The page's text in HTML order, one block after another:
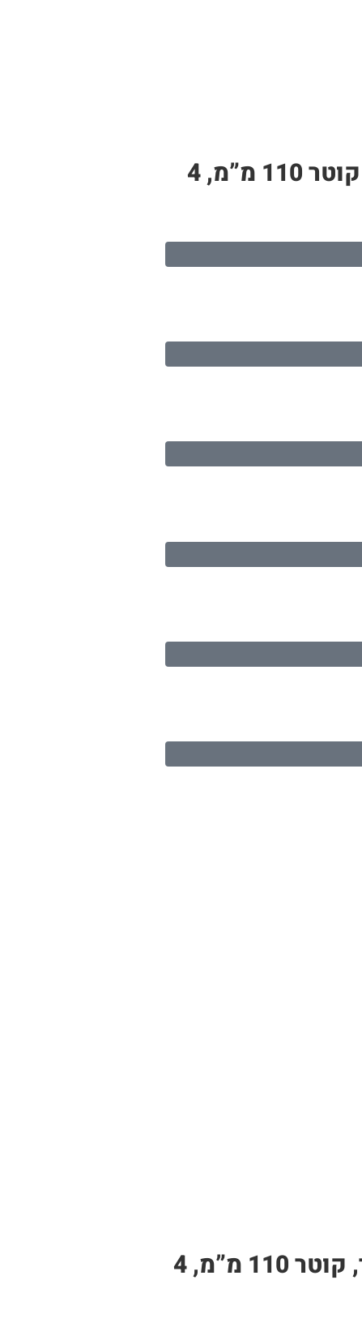
צינור PP לבן – תעלה לגידול הידרופוני | 6 חורי שתילה, אורך 1.3 מטר, קוטר 110 מ”מ, 4
צינור PP לבן – תעלה לגידול הידרופוני | 11 חורי שתילה, אורך 2.4 מטר, קוטר 110 מ”מ, 4